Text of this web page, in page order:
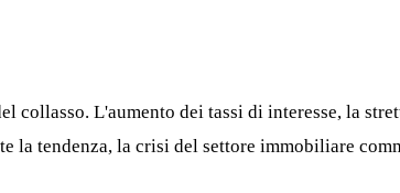
collasso. L'aumento dei tassi di interesse, la
tendenza, la crisi del settore immobiliare